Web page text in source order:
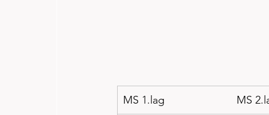
MS 1.lag                        MS